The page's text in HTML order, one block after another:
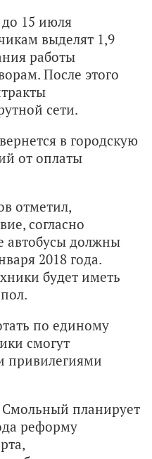
15 июля
выделят 1,9
работы
После этого
сети.
в городскую
от оплаты
отметил,
согласно
автобусы должны
2018 года.
будет иметь
по единому
смогут
привилегиями
Смольный планирует
реформу